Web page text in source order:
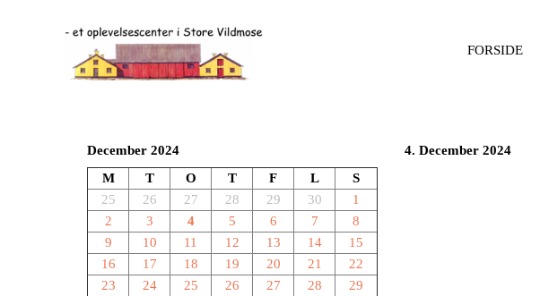
FORSIDE
December 2024
M
T O T F L
S
25
26 27 28 29 30
1
2
3 4 5 6 7
8
9
10 11 12 13 14
15
16
17 18 19 20 21
22
23
24 25 26 27 28
29
4. December 2024